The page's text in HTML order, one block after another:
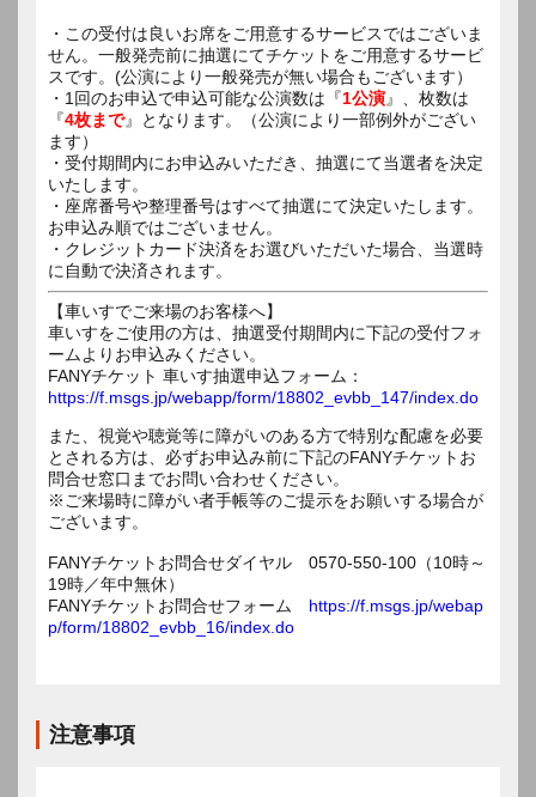
・この受付は良いお席をご用意するサービスではございま
せん。一般発売前に抽選にてチケットをご用意するサービ
スです。(公演により一般発売が無い場合もございます）
・1回のお申込で申込可能な公演数は『1公演』、枚数は
『4枚まで』となります。（公演により一部例外がござい
ます）
・受付期間内にお申込みいただき、抽選にて当選者を決定
いたします。
・座席番号や整理番号はすべて抽選にて決定いたします。
お申込み順ではございません。
・クレジットカード決済をお選びいただいた場合、当選時
に自動で決済されます。
【車いすでご来場のお客様へ】
車いすをご使用の方は、抽選受付期間内に下記の受付フォ
ームよりお申込みください。
FANYチケット 車いす抽選申込フォーム：
https://f.msgs.jp/webapp/form/18802_evbb_147/index.do
また、視覚や聴覚等に障がいのある方で特別な配慮を必要
とされる方は、必ずお申込み前に下記のFANYチケットお
問合せ窓口までお問い合わせください。
※ご来場時に障がい者手帳等のご提示をお願いする場合が
ございます。
FANYチケットお問合せダイヤル 0570-550-100（10時～
19時／年中無休）
FANYチケットお問合せフォーム https://f.msgs.jp/webap
p/form/18802_evbb_16/index.do
注意事項